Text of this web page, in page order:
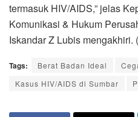
termasuk HIV/AIDS,” jelas
Komunikasi & Hukum
Iskandar Z Lubis mengakhiri. (
Tags: Berat Badan Ideal
Kasus HIV/AIDS di Sumbar